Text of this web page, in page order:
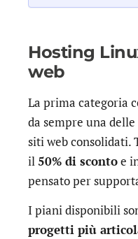
Hosting
web
La prima categoria
da sempre una
siti web consolidati.
il50% di scontoe
pensato per
I piani disponibili
progetti più